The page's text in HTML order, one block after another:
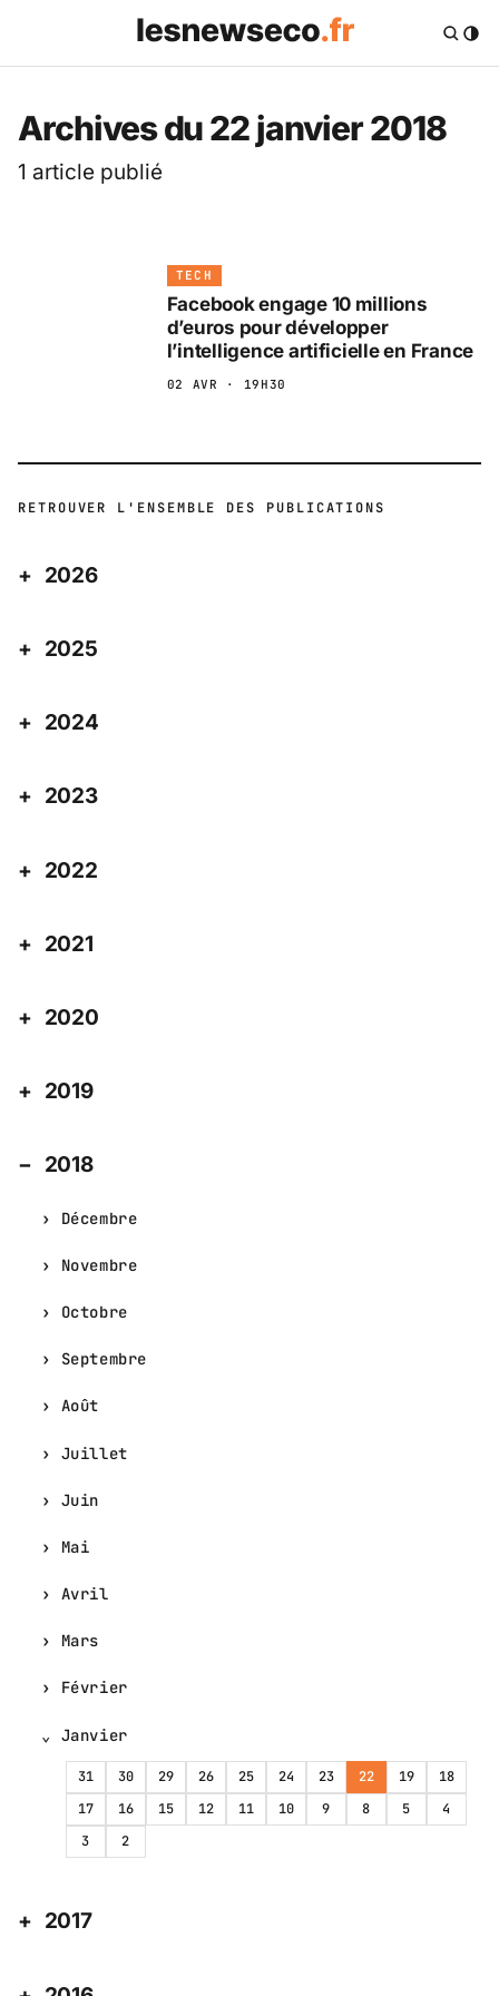
Les News Eco .fr —
Archives du 22 janvier 2018
1 article publié
TECH
Facebook engage 10 millions
d’euros pour développer
l’intelligence artificielle en France
02 AVR · 19H30
RETROUVER L'ENSEMBLE DES PUBLICATIONS
2026
2025
2024
2023
2022
2021
2020
2019
2018
Décembre
Novembre
Octobre
Septembre
Août
Juillet
Juin
Mai
Avril
Mars
Février
Janvier
31 30 29 26 25 24 23 22 19
18
17
16 15 12 11 10 9 8 5
4
3
2
2017